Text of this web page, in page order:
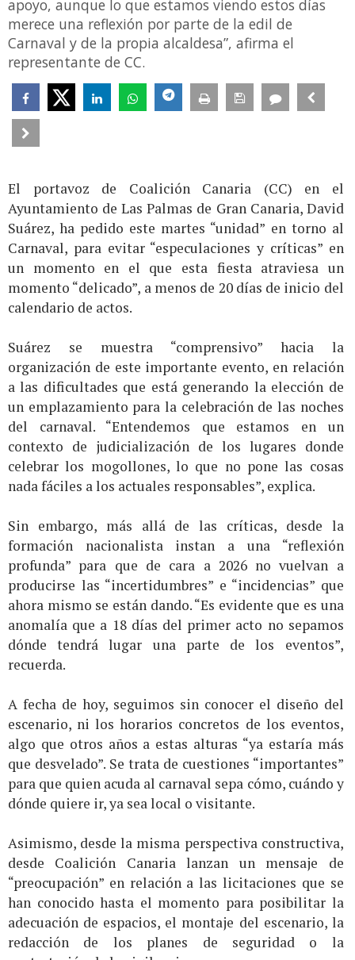
apoyo, aunque lo que estamos viendo estos días
merece una reflexión por parte de la edil de
Carnaval y de la propia alcaldesa”, afirma el
representante de CC.
El portavoz de Coalición Canaria (CC) en el
Ayuntamiento de Las Palmas de Gran Canaria, David
Suárez, ha pedido este martes “unidad” en torno al
Carnaval, para evitar “especulaciones y críticas” en
un momento en el que esta fiesta atraviesa un
momento “delicado”, a menos de 20 días de inicio del
calendario de actos.
Suárez se muestra “comprensivo” hacia la
organización de este importante evento, en relación
a las dificultades que está generando la elección de
un emplazamiento para la celebración de las noches
del carnaval. “Entendemos que estamos en un
contexto de judicialización de los lugares donde
celebrar los mogollones, lo que no pone las cosas
nada fáciles a los actuales responsables”, explica.
Sin embargo, más allá de las críticas, desde la
formación nacionalista instan a una “reflexión
profunda” para que de cara a 2026 no vuelvan a
producirse las “incertidumbres” e “incidencias” que
ahora mismo se están dando. “Es evidente que es una
anomalía que a 18 días del primer acto no sepamos
dónde tendrá lugar una parte de los eventos”,
recuerda.
A fecha de hoy, seguimos sin conocer el diseño del
escenario, ni los horarios concretos de los eventos,
algo que otros años a estas alturas “ya estaría más
que desvelado”. Se trata de cuestiones “importantes”
para que quien acuda al carnaval sepa cómo, cuándo y
dónde quiere ir, ya sea local o visitante.
Asimismo, desde la misma perspectiva constructiva,
desde Coalición Canaria lanzan un mensaje de
“preocupación” en relación a las licitaciones que se
han conocido hasta el momento para posibilitar la
adecuación de espacios, el montaje del escenario, la
redacción de los planes de seguridad o la